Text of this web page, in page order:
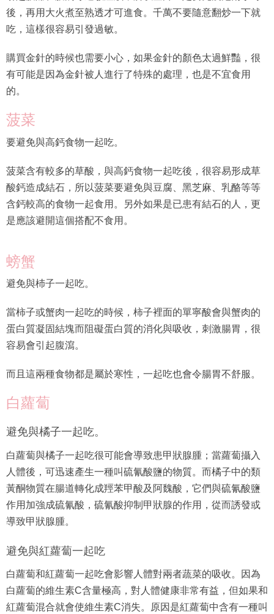
後，再用大火煮至熟透才可進食。千萬不要隨意翻炒一下就
吃，這樣很容易引發過敏。
購買金針的時候也需要小心，如果金針的顏色太過鮮豔，很
有可能是因為金針被人進行了特殊的處理，也是不宜食用
的。
菠菜
要避免與高鈣食物一起吃。
菠菜含有較多的草酸，與高鈣食物一起吃後，很容易形成草
酸鈣造成結石，所以菠菜要避免與豆腐、黑芝麻、乳酪等等
含鈣較高的食物一起食用。另外如果是已患有結石的人，更
是應該避開這個搭配不食用。
螃蟹
避免與杮子一起吃。
當柿子或蟹肉一起吃的時候，柿子裡面的單寧酸會與蟹肉的
蛋白質凝固結塊而阻礙蛋白質的消化與吸收，刺激腸胃，很
容易會引起腹瀉。
而且這兩種食物都是屬於寒性，一起吃也會令腸胃不舒服。
白蘿蔔
避免與橘子一起吃。
白蘿蔔與橘子一起吃很可能會導致患甲狀腺腫；當蘿蔔攝入
人體後，可迅速產生一種叫硫氰酸鹽的物質。而橘子中的類
黃酮物質在腸道轉化成羥苯甲酸及阿魏酸，它們與硫氰酸鹽
作用加強成硫氰酸，硫氰酸抑制甲狀腺的作用，從而誘發或
導致甲狀腺腫。
避免與紅蘿蔔一起吃
白蘿蔔和紅蘿蔔一起吃會影響人體對兩者蔬菜的吸收。因為
白蘿蔔的維生素C含量極高，對人體健康非常有益，但如果和
紅蘿蔔混合就會使維生素C消失。原因是紅蘿蔔中含有一種叫